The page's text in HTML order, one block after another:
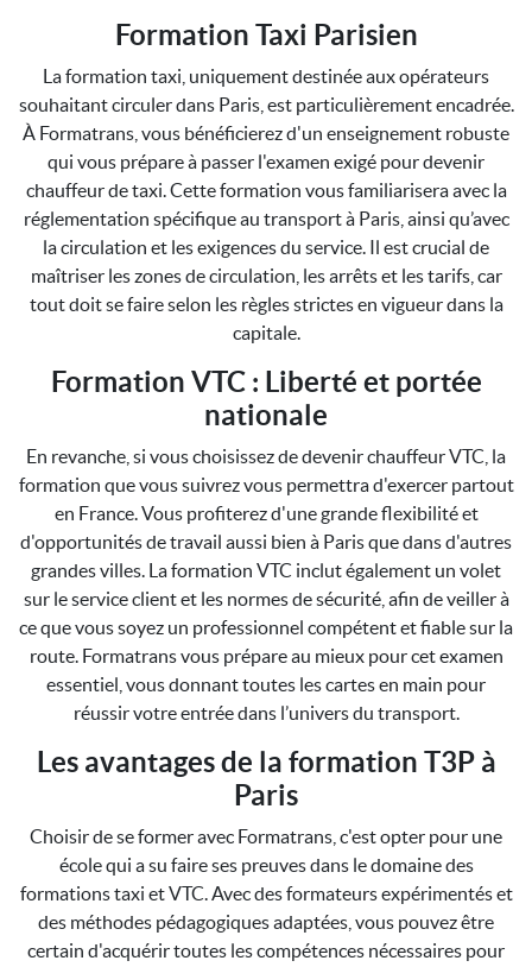
Formation Taxi Parisien
La formation taxi, uniquement destinée aux opérateurs
souhaitant circuler dans Paris, est particulièrement encadrée.
À Formatrans, vous bénéficierez d'un enseignement robuste
qui vous prépare à passer l'examen exigé pour devenir
chauffeur de taxi. Cette formation vous familiarisera avec la
réglementation spécifique au transport à Paris, ainsi qu’avec
la circulation et les exigences du service. Il est crucial de
maîtriser les zones de circulation, les arrêts et les tarifs, car
tout doit se faire selon les règles strictes en vigueur dans la
capitale.
Formation VTC : Liberté et portée
nationale
En revanche, si vous choisissez de devenir chauffeur VTC, la
formation que vous suivrez vous permettra d'exercer partout
en France. Vous profiterez d'une grande flexibilité et
d'opportunités de travail aussi bien à Paris que dans d'autres
grandes villes. La formation VTC inclut également un volet
sur le service client et les normes de sécurité, afin de veiller à
ce que vous soyez un professionnel compétent et fiable sur la
route. Formatrans vous prépare au mieux pour cet examen
essentiel, vous donnant toutes les cartes en main pour
réussir votre entrée dans l’univers du transport.
Les avantages de la formation T3P à
Paris
Choisir de se former avec Formatrans, c'est opter pour une
école qui a su faire ses preuves dans le domaine des
formations taxi et VTC. Avec des formateurs expérimentés et
des méthodes pédagogiques adaptées, vous pouvez être
certain d'acquérir toutes les compétences nécessaires pour